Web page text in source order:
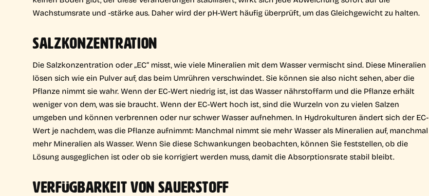
Wachstumsrate und -stärke aus. Daher wird der pH-Wert häufig überprüft, um das Gleichgewicht zu halten.
SALZKONZENTRATION
Die Salzkonzentration oder „EC“ misst, wie viele Mineralien mit dem Wasser vermischt sind. Diese Mineralien
lösen sich wie ein Pulver auf, das beim Umrühren verschwindet. Sie können sie also nicht sehen, aber die
Pflanze nimmt sie wahr. Wenn der EC-Wert niedrig ist, ist das Wasser nährstoffarm und die Pflanze erhält
weniger von dem, was sie braucht. Wenn der EC-Wert hoch ist, sind die Wurzeln von zu vielen Salzen
umgeben und können verbrennen oder nur schwer Wasser aufnehmen. In Hydrokulturen ändert sich der EC-
Wert je nachdem, was die Pflanze aufnimmt: Manchmal nimmt sie mehr Wasser als Mineralien auf, manchmal
mehr Mineralien als Wasser. Wenn Sie diese Schwankungen beobachten, können Sie feststellen, ob die
Lösung ausgeglichen ist oder ob sie korrigiert werden muss, damit die Absorptionsrate stabil bleibt.
VERFÜGBARKEIT VON SAUERSTOFF